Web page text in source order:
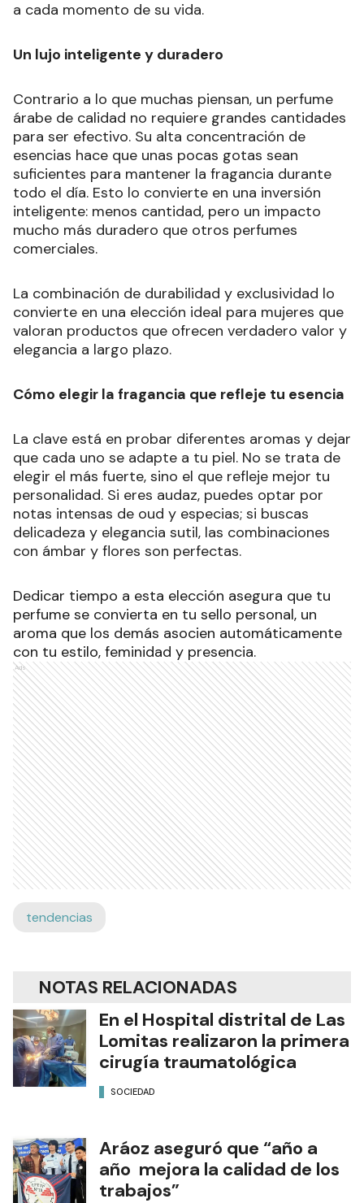
a cada momento de su vida.
Un lujo inteligente y duradero
Contrario a lo que muchas piensan, un perfume
árabe de calidad no requiere grandes cantidades
para ser efectivo. Su alta concentración de
esencias hace que unas pocas gotas sean
suficientes para mantener la fragancia durante
todo el día. Esto lo convierte en una inversión
inteligente: menos cantidad, pero un impacto
mucho más duradero que otros perfumes
comerciales.
La combinación de durabilidad y exclusividad lo
convierte en una elección ideal para mujeres que
valoran productos que ofrecen verdadero valor y
elegancia a largo plazo.
Cómo elegir la fragancia que refleje tu esencia
La clave está en probar diferentes aromas y dejar
que cada uno se adapte a tu piel. No se trata de
elegir el más fuerte, sino el que refleje mejor tu
personalidad. Si eres audaz, puedes optar por
notas intensas de oud y especias; si buscas
delicadeza y elegancia sutil, las combinaciones
con ámbar y flores son perfectas.
Dedicar tiempo a esta elección asegura que tu
perfume se convierta en tu sello personal, un
aroma que los demás asocien automáticamente
con tu estilo, feminidad y presencia.
Ads
tendencias
NOTAS RELACIONADAS
En el Hospital distrital de Las
Lomitas realizaron la primera
cirugía traumatológica
SOCIEDAD
Aráoz aseguró que “año a
año mejora la calidad de los
trabajos”